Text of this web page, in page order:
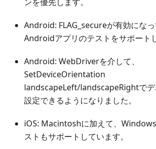
Android: FLAG_secureが有効になっ
Androidアプリのテストをサポート
Android: WebDriverを介して、
SetDeviceOrientation
landscapeLeft/landscapeRightでデ
設定できるようになりました。
iOS: Macintoshに加えて、
ストもサポートしています。